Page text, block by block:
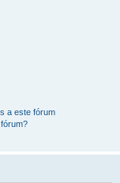
a este fórum